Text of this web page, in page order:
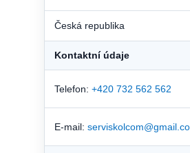
Česká republika
Kontaktní údaje
Telefon: +420 732 562 562
E-mail: